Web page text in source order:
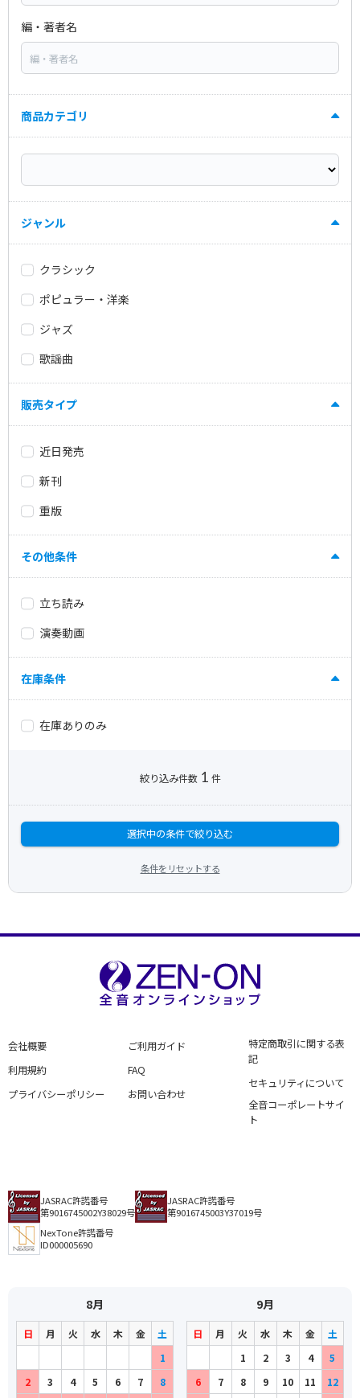
編・著者名
商品カテゴリ
ジャンル
クラシック
ポピュラー・洋楽
ジャズ
歌謡曲
販売タイプ
近日発売
新刊
重版
その他条件
立ち読み
演奏動画
在庫条件
在庫ありのみ
絞り込み件数 1 件
選択中の条件で絞り込む
条件をリセットする
会社概要
利用規約
プライバシーポリシー
ご利用ガイド
FAQ
お問い合わせ
特定商取引に関する表
記
セキュリティについて
全音コーポレートサイ
ト
JASRAC許諾番号
第9016745002Y38029号
JASRAC許諾番号
第9016745003Y37019号
NexTone許諾番号
ID000005690
8月
日 月 火 水 木 金
土
1
2
3 4 5 6 7 8
9月
日 月 火 水 木 金
土
1
2 3 4
5
6
7 8 9 10 11 12